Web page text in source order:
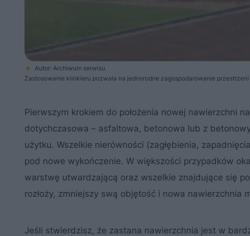
Autor: Archiwum serwisu
Zastosowanie klinkieru pozwala na jednorodne zagospodarowanie przestrzeni
Pierwszym krokiem do położenia nowej nawierzchni
dotychczasowa – asfaltowa, betonowa lub z
użytku. Wszelkie nierówności (zagłębienia,
pod nowe wykończenie. W większości przypadków
warstwę utwardzającą oraz wszelkie znajdujące się
rozłoży, zmniejszy swą objętość i nowa nawierzchnia
Jeśli stwierdzisz, że zastana nawierzchnia jest w